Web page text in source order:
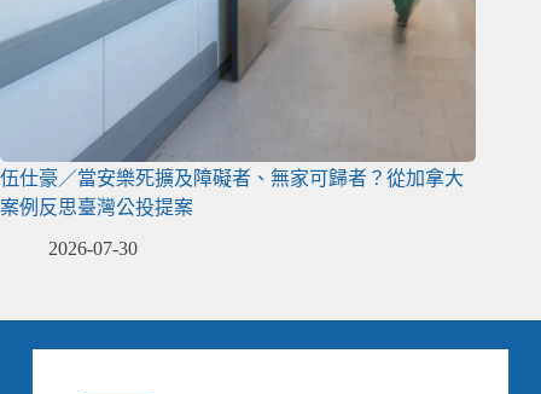
伍仕豪／當安樂死擴及障礙者、無家可歸者？從加拿大
案例反思臺灣公投提案
2026-07-30